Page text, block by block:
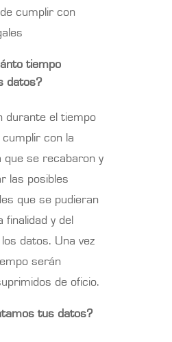
cumplir con
tiempo
datos?
durante el tiempo
con la
que se recabaron y
las posibles
que se pudieran
finalidad y del
datos. Una vez
serán
de oficio.
tus datos?